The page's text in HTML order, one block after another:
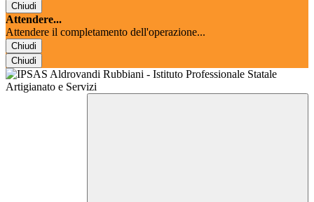
Chiudi
Attendere...
Attendere il completamento dell'operazione...
Chiudi
Chiudi